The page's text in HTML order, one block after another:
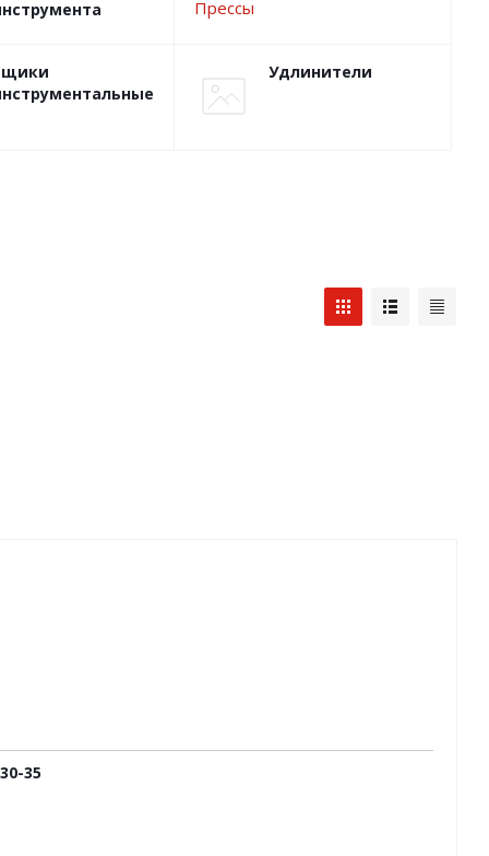
Удлинители
35